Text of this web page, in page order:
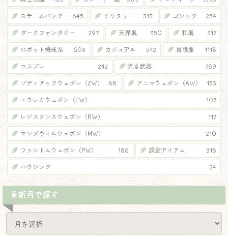
スチームパンク 645 ミリタリー 313 ゴシック 254
ダークファンタジー 297 天界風 350 和風 317
ロボット機械系 603 カジュアル 542 冒険服 1118
コスプレ 242 光る武器 769
ゾディアックウェポン（ZW） 88 アニマウェポン（AW） 153
エウレカウェポン（EW） 107
レジスタンスウェポン（RW） 117
マンダヴィルウェポン（MW） 210
ファントムウェポン（PW） 186 課金アイテム 316
ハウジング 24
更新月で探す